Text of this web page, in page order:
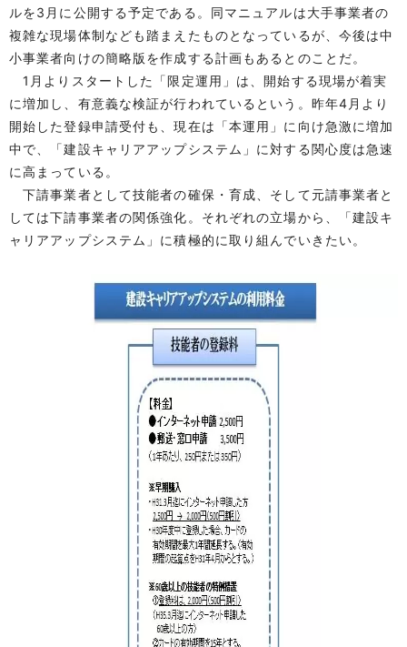
ルを3月に公開する予定である。同マニュアルは大手事業者の
複雑な現場体制なども踏まえたものとなっているが、今後は中
小事業者向けの簡略版を作成する計画もあるとのことだ。
1月よりスタートした「限定運用」は、開始する現場が着実
に増加し、有意義な検証が行われているという。昨年4月より
開始した登録申請受付も、現在は「本運用」に向け急激に増加
中で、「建設キャリアアップシステム」に対する関心度は急速
に高まっている。
下請事業者として技能者の確保・育成、そして元請事業者と
しては下請事業者の関係強化。それぞれの立場から、「建設キ
ャリアアップシステム」に積極的に取り組んでいきたい。